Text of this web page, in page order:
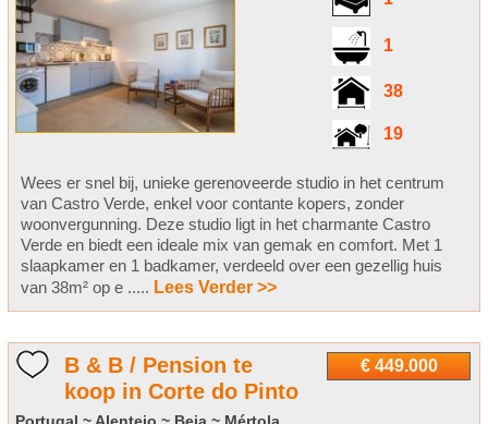
1
38
19
Wees er snel bij, unieke gerenoveerde studio in het centrum
van Castro Verde, enkel voor contante kopers, zonder
woonvergunning. Deze studio ligt in het charmante Castro
Verde en biedt een ideale mix van gemak en comfort. Met 1
slaapkamer en 1 badkamer, verdeeld over een gezellig huis
van 38m² op e ..... Lees Verder >>
€ 449.000
B & B / Pension te
koop in Corte do Pinto